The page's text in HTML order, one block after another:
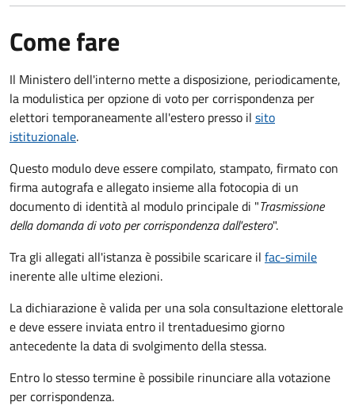
Come fare
Il Ministero dell'interno mette a disposizione, periodicamente,
la modulistica per opzione di voto per corrispondenza per
elettori temporaneamente all'estero presso il sito
istituzionale.
Questo modulo deve essere compilato, stampato, firmato con
firma autografa e allegato insieme alla fotocopia di un
documento di identità al modulo principale di "Trasmissione
della domanda di voto per corrispondenza dall'estero".
Tra gli allegati all'istanza è possibile scaricare il fac-simile
inerente alle ultime elezioni.
La dichiarazione è valida per una sola consultazione elettorale
e deve essere inviata entro il trentaduesimo giorno
antecedente la data di svolgimento della stessa.
Entro lo stesso termine è possibile rinunciare alla votazione
per corrispondenza.